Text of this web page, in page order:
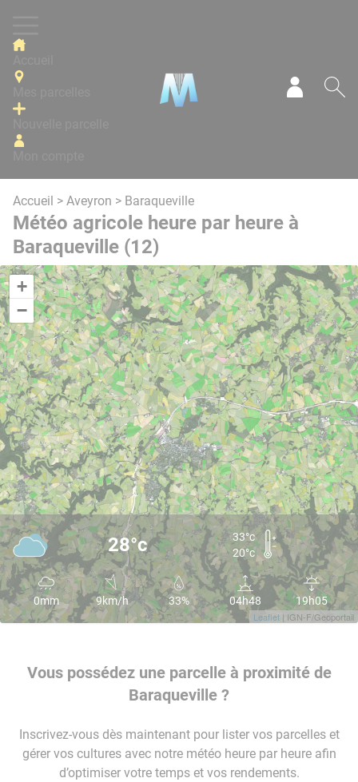
Accueil > Aveyron > Baraqueville
Météo agricole heure par heure à
Baraqueville (12)
+
−
Leaflet | IGN-F/Geoportail
28°c
33°c
20°c
0mm 9km/h 33% 04h48 19h05
Vous possédez une parcelle à proximité de
Baraqueville ?
Inscrivez-vous dès maintenant pour lister vos parcelles et
gérer vos cultures avec notre météo heure par heure afin
d’optimiser votre temps et vos rendements.